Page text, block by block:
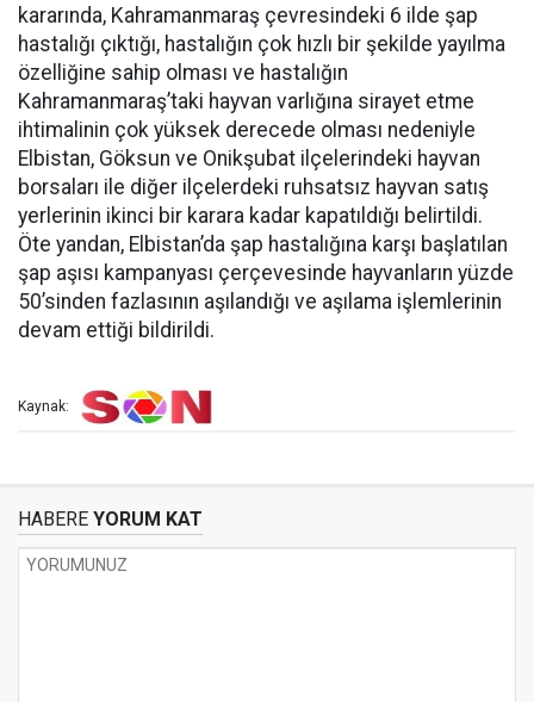
kararında, Kahramanmaraş çevresindeki 6 ilde şap
hastalığı çıktığı, hastalığın çok hızlı bir şekilde yayılma
özelliğine sahip olması ve hastalığın
Kahramanmaraş’taki hayvan varlığına sirayet etme
ihtimalinin çok yüksek derecede olması nedeniyle
Elbistan, Göksun ve Onikşubat ilçelerindeki hayvan
borsaları ile diğer ilçelerdeki ruhsatsız hayvan satış
yerlerinin ikinci bir karara kadar kapatıldığı belirtildi.
Öte yandan, Elbistan’da şap hastalığına karşı başlatılan
şap aşısı kampanyası çerçevesinde hayvanların yüzde
50’sinden fazlasının aşılandığı ve aşılama işlemlerinin
devam ettiği bildirildi.
Kaynak:
HABERE YORUM KAT